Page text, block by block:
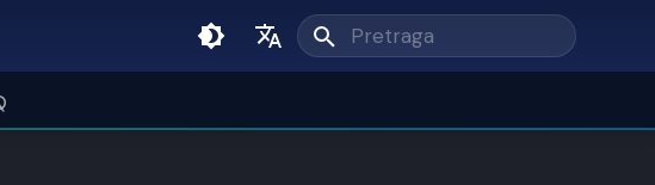
Srpski
Unesi pojam pretrage